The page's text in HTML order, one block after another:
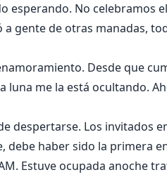
No celebramos
gente de otras manadas,
Desde que
me la está ocultando.
despertarse. Los invitados
debe haber sido la primera
Estuve ocupada anoche